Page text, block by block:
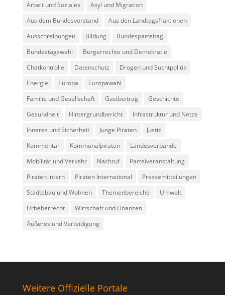
Arbeit und Soziales
Asyl und Migration
Aus dem Bundesvorstand
Aus den Landtagsfraktionen
Ausschreibungen
Bildung
Bundesparteitag
Bundestagswahl
Bürgerrechte und Demokratie
Chatkontrolle
Datenschutz
Drogen und Suchtpolitik
Energie
Europa
Europawahl
Familie und Gesellschaft
Gastbeitrag
Geschichte
Gesundheit
Hintergrundbericht
Infrastruktur und Netze
Inneres und Sicherheit
Junge Piraten
Justiz
Kommentar
Kommunalpiraten
Landesverbände
Mobilität und Verkehr
Nachruf
Parteiveranstaltung
Piraten intern
Piraten International
Pressemitteilungen
Städtebau und Wohnen
Themenbereiche
Umwelt
Urheberrecht
Wirtschaft und Finanzen
Äußeres und Verteidigung
Weitere Offizielle Portale